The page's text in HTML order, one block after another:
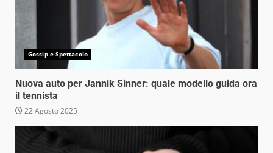
Gossip e Spettacolo
Nuova auto per Jannik Sinner: quale modello guida ora
il tennista
22 Agosto 2025